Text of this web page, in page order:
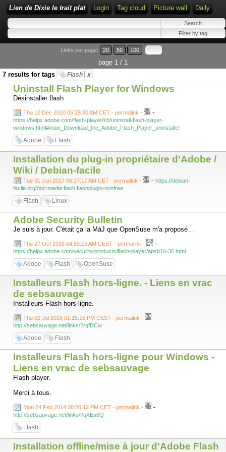
Lien de Dixie le trait plat Login Tag cloud Picture wall Daily
Links per page: 20 50 100
page 1 / 1
7 results for tags
Flash x
Uninstall Flash Player for Windows
Désinstaller flash
Thu 10 Dec 2020 05:25:30 AM CET - permalink - -
https://helpx.adobe.com/flash-player/kb/uninstall-flash-player-
windows.html#main_Download_the_Adobe_Flash_Player_uninstaller
Adobe Flash
Installation du plug-in propriétaire d’Adobe /
Wiki / Debian-facile
Tue 31 Jan 2017 06:27:17 AM CET - permalink - - https://debian-
facile.org/doc:media:flash:flashplugin-nonfree
Flash Linux
Adobe Security Bulletin
Je suis à jour. C'était ça la MàJ que OpenSuse m'a proposé…
Thu 27 Oct 2016 04:59:15 AM CEST - permalink - -
https://helpx.adobe.com/security/products/flash-player/apsb16-36.html
Adobe Flash OpenSuse
Installeurs Flash hors-ligne. - Liens en vrac
de sebsauvage
Installeurs Flash hors-ligne.
Thu 02 Jul 2015 01:15:15 PM CEST - permalink - -
http://sebsauvage.net/links/?rqfDCw
Adobe Flash
Installeurs Flash hors-ligne pour Windows -
Liens en vrac de sebsauvage
Flash player.
Merci à tous.
Mon 24 Feb 2014 08:20:12 PM CET - permalink - -
http://sebsauvage.net/links/?qXEa6Q
Flash
Installation offline/mise à jour d'Adobe Flash